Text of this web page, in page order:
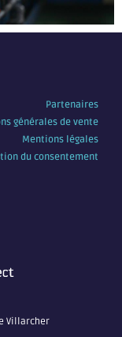
Villarcher
Partenaires
générales de vente
Mentions légales
du consentement